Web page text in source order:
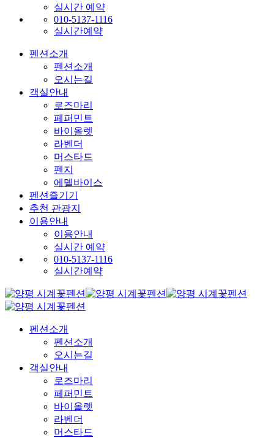
실시간 예약
010-5137-1116
실시간예약
펜션소개
펜션소개
오시는길
객실안내
로즈마리
페퍼민트
바이올렛
라벤더
머스타드
펜지
에델바이스
펜션즐기기
추천 관광지
이용안내
이용안내
실시간 예약
010-5137-1116
실시간예약
펜션소개
펜션소개
오시는길
객실안내
로즈마리
페퍼민트
바이올렛
라벤더
머스타드